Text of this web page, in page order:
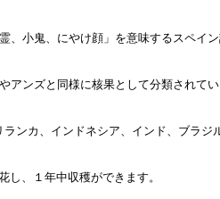
小鬼、にやけ顔」を意味するスペイ
ンズと同様に核果として分類されてい
ンカ、インドネシア、インド、ブラジ
、１年中収穫ができます。